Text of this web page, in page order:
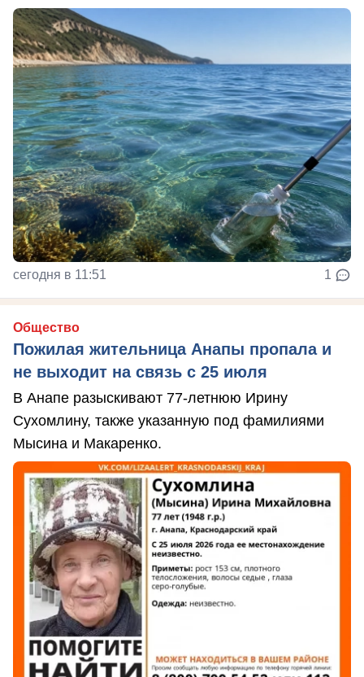
сегодня в 11:51 1
Общество
Пожилая жительница Анапы пропала и
не выходит на связь с 25 июля
В Анапе разыскивают 77-летнюю Ирину
Сухомлину, также указанную под фамилиями
Мысина и Макаренко.